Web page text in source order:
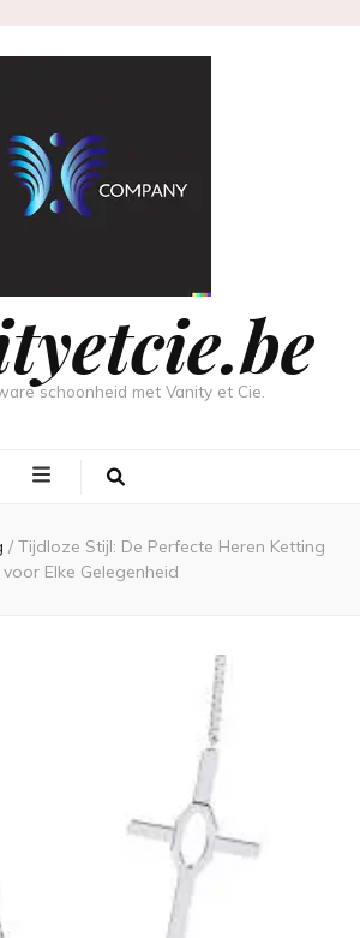
schoonheid met Vanity et Cie.
/ Tijdloze Stijl: De Perfecte Heren Ketting
voor Elke Gelegenheid